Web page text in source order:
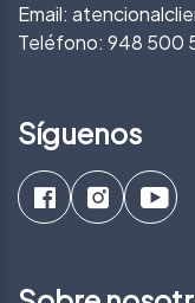
Email:
Teléfono: 948 500
Síguenos